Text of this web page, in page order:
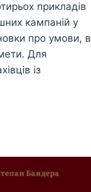
прикладів
кампаній у
про умови, в
Для
із